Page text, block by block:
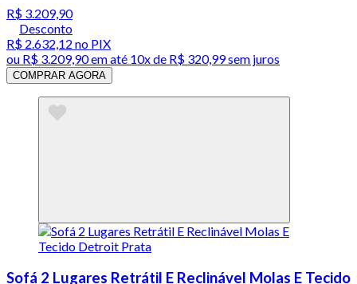
R$ 3.209,90
Desconto
R$ 2.632,12 no PIX
ou R$ 3.209,90em até 10x de R$ 320,99 sem juros
COMPRAR AGORA
Sofá 2 Lugares Retrátil E Reclinável Molas E Tecido